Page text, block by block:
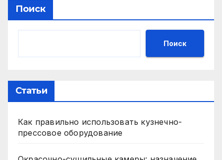
Поиск
Поиск
Статьи
Как правильно использовать кузнечно-
прессовое оборудование